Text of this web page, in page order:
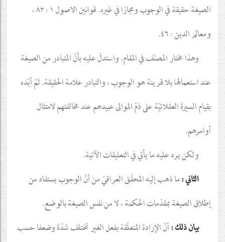
الصيغة حقيقة في الوجوب ومجازا في غيره. قوانين الاصول ١ : ٨٣ ،
ومعالم الدين : ٤٦.
وهذا مختار المصنّف في المقام. واستدلّ عليه بأنّ المتبادر من الصيغة
عند استعمالها بلا قرينة هو الوجوب ، والتبادر علامة الحقيقة. ثمّ أيّده
بقيام السيرة العقلائيّة على ذمّ الموالى عبيدهم عند مخالفتهم لامتثال
أوامرهم.
ولكن يرد عليه ما يأتي في التعليقات الآتية.
الثاني :ما ذهب إليه المحقّق العراقيّ من أنّ الوجوب يستفاد من
إطلاق الصيغة بمقدّمات الحكمة ، لا من نفس الصيغة بالوضع.
بيان ذلك :أنّ الإرادة المتعلّقة بفعل الغير تختلف شدّة وضعفا حسب